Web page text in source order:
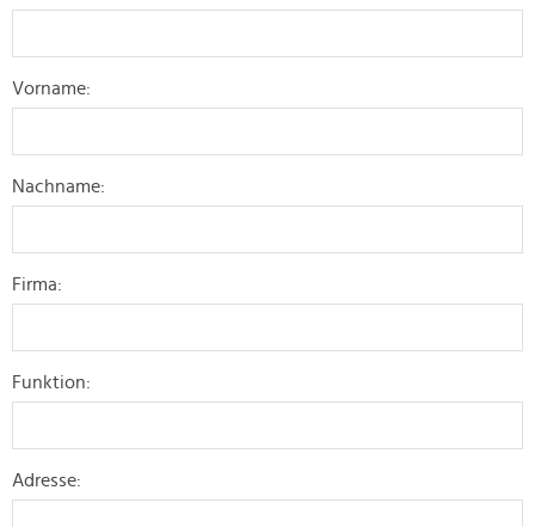
Vorname:
Nachname:
Firma:
Funktion:
Adresse: